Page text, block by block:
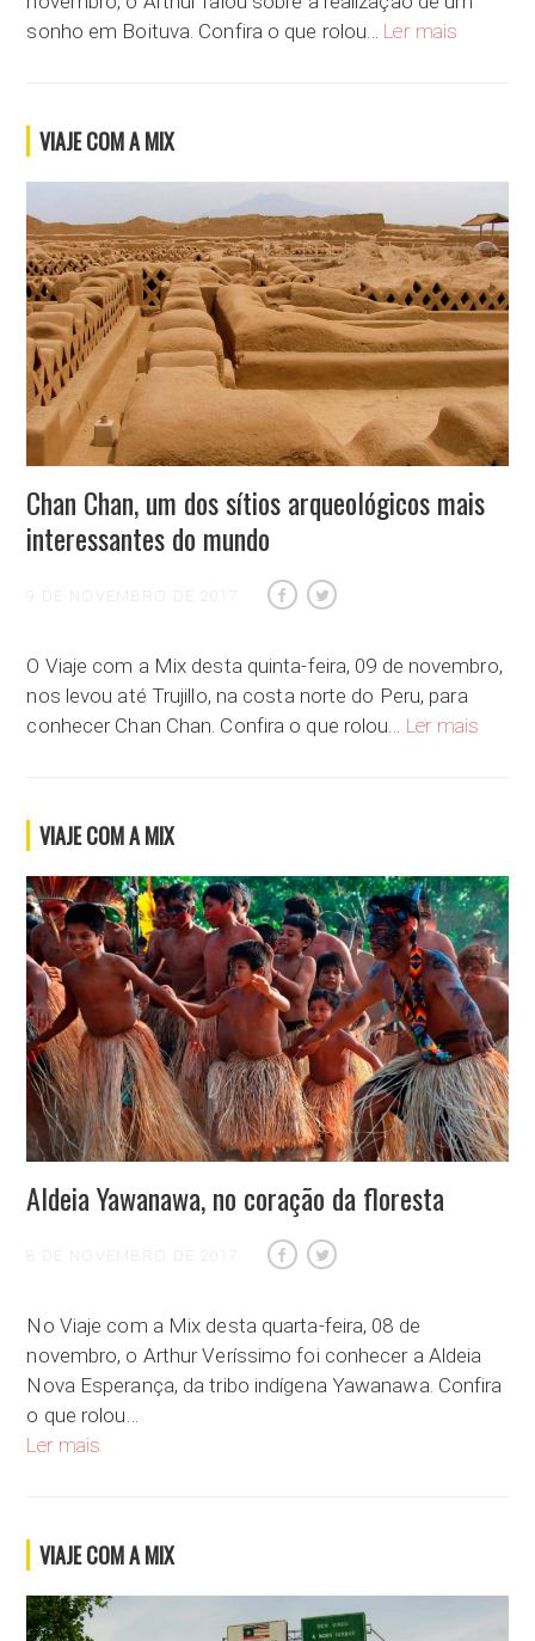
sonho em Boituva. Confira o que rolou… Ler mais
VIAJE COM A MIX
Chan Chan, um dos sítios arqueológicos mais
interessantes do mundo
9 DE NOVEMBRO DE 2017
O Viaje com a Mix desta quinta-feira, 09 de novembro,
nos levou até Trujillo, na costa norte do Peru, para
conhecer Chan Chan. Confira o que rolou… Ler mais
VIAJE COM A MIX
Aldeia Yawanawa, no coração da floresta
8 DE NOVEMBRO DE 2017
No Viaje com a Mix desta quarta-feira, 08 de
novembro, o Arthur Veríssimo foi conhecer a Aldeia
Nova Esperança, da tribo indígena Yawanawa. Confira
o que rolou…
Ler mais
VIAJE COM A MIX